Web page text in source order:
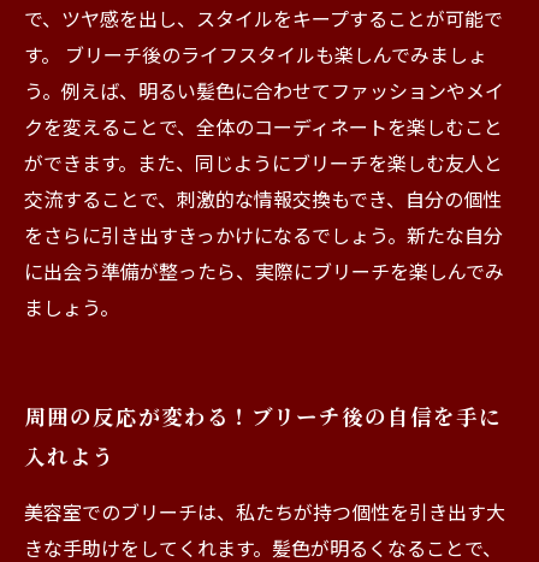
で、ツヤ感を出し、スタイルをキープすることが可能で
す。 ブリーチ後のライフスタイルも楽しんでみましょ
う。例えば、明るい髪色に合わせてファッションやメイ
クを変えることで、全体のコーディネートを楽しむこと
ができます。また、同じようにブリーチを楽しむ友人と
交流することで、刺激的な情報交換もでき、自分の個性
をさらに引き出すきっかけになるでしょう。新たな自分
に出会う準備が整ったら、実際にブリーチを楽しんでみ
ましょう。
周囲の反応が変わる！ブリーチ後の自信を手に
入れよう
美容室でのブリーチは、私たちが持つ個性を引き出す大
きな手助けをしてくれます。髪色が明るくなることで、